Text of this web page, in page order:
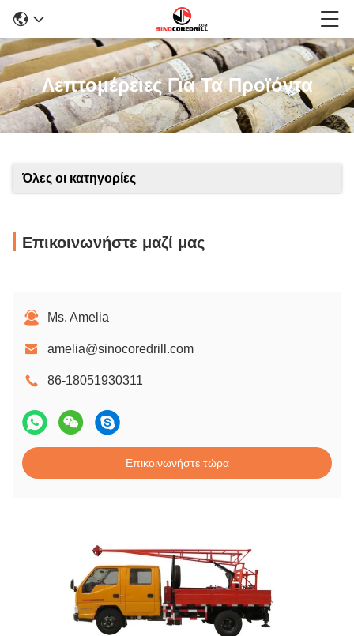
Λεπτομέρειες Για Τα Προϊόντα
Όλες οι κατηγορίες
Επικοινωνήστε μαζί μας
Ms. Amelia
amelia@sinocoredrill.com
86-18051930311
Επικοινωνήστε τώρα